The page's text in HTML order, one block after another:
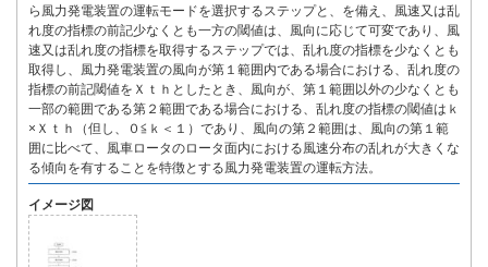
ら風力発電装置の運転モードを選択するステップと、を備え、風速又は乱
れ度の指標の前記少なくとも一方の閾値は、風向に応じて可変であり、風
速又は乱れ度の指標を取得するステップでは、乱れ度の指標を少なくとも
取得し、風力発電装置の風向が第１範囲内である場合における、乱れ度の
指標の前記閾値をＸｔｈとしたとき、風向が、第１範囲以外の少なくとも
一部の範囲である第２範囲である場合における、乱れ度の指標の閾値はｋ
×Ｘｔｈ（但し、０≦ｋ＜１）であり、風向の第２範囲は、風向の第１範
囲に比べて、風車ロータのロータ面内における風速分布の乱れが大きくな
る傾向を有することを特徴とする風力発電装置の運転方法。
イメージ図